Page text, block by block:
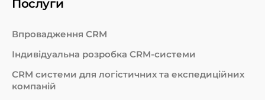
Послуги
Впровадження CRM
Індивідуальна розробка CRM-системи
СRM системи для логістичних та експедиційних
компаній